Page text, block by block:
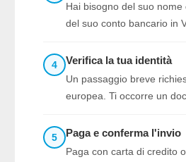
Hai bisogno del suo
del suo conto bancario in
4 Verifica la tua identità
Un passaggio breve
europea. Ti occorre un
5 Paga e conferma l'invio
Paga con carta di credito